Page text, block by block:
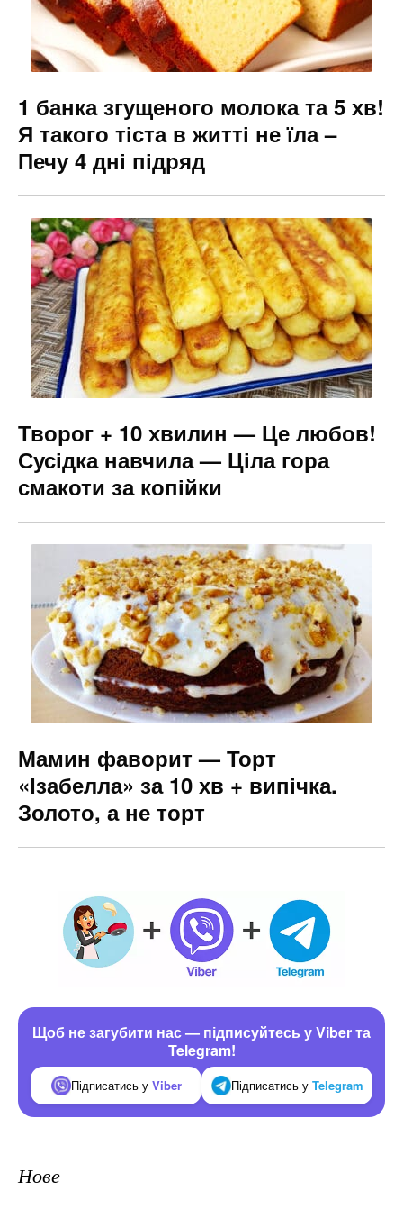
1 банка згущеного молока та 5 хв!
Я такого тіста в житті не їла –
Печу 4 дні підряд
Творог + 10 хвилин — Це любов!
Сусідка навчила — Ціла гора
смакоти за копійки
Мамин фаворит — Торт
«Ізабелла» за 10 хв + випічка.
Золото, а не торт
Щоб не загубити нас — підписуйтесь у Viber та
Telegram!
Підписатись у Viber Підписатись у Telegram
Нове